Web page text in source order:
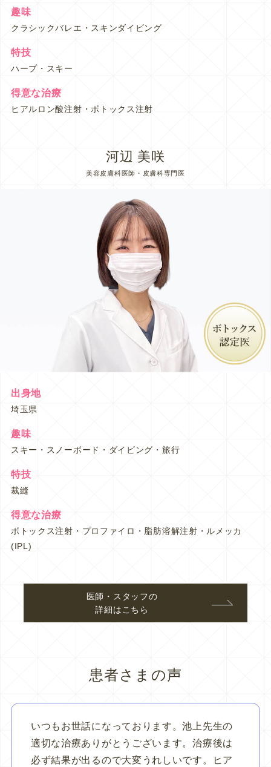
趣味
クラシックバレエ・スキンダイビング
特技
ハープ・スキー
得意な治療
ヒアルロン酸注射・ボトックス注射
河辺 美咲
美容皮膚科医師・皮膚科専門医
出身地
埼玉県
趣味
スキー・スノーボード・ダイビング・旅行
特技
裁縫
得意な治療
ボトックス注射・プロファイロ・脂肪溶解注射・ルメッカ
(IPL)
医師・スタッフの
詳細はこちら
患者さまの声
いつもお世話になっております。池上先生の
適切な治療ありがとうございます。治療後は
必ず結果が出るので大変うれしいです。ヒア